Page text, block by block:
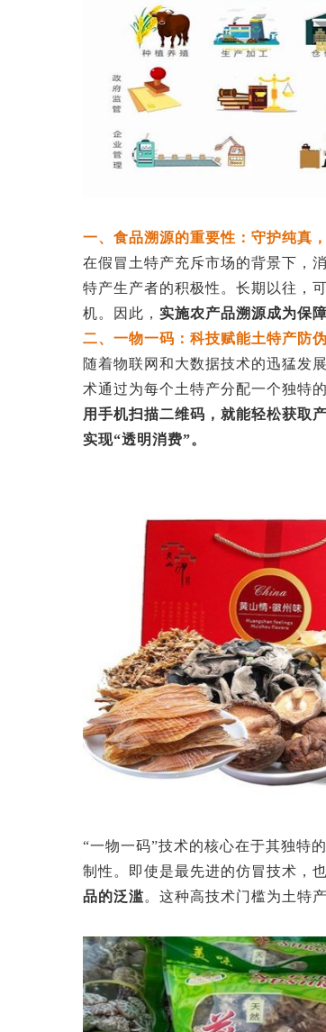
一、食品溯源的重要性：守护纯真
在假冒土特产充斥市场的背景下，
特产生产者的积极性。长期以往，
机。因此， 实施农产品溯源成为保
二、一物一码：科技赋能土特产防
随着物联网和大数据技术的迅猛发
术通过为每个土特产分配一个独特
用手机扫描二维码，就能轻松获取
实现“透明消费”。
“一物一码”技术的核心在于其独特
制性。即使是最先进的仿冒技术，
品的泛滥。这种高技术门槛为土特